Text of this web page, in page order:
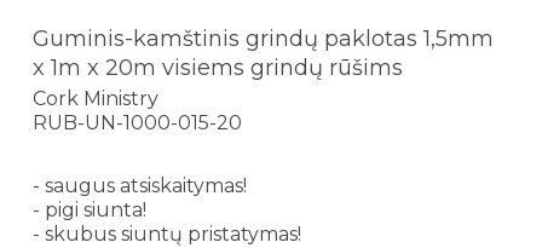
Guminis-kamštinis grindų paklotas 1,5mm
x 1m x 20m visiems grindų rūšims
Cork Ministry
RUB-UN-1000-015-20
- saugus atsiskaitymas!
- pigi siunta!
- skubus siuntų pristatymas!